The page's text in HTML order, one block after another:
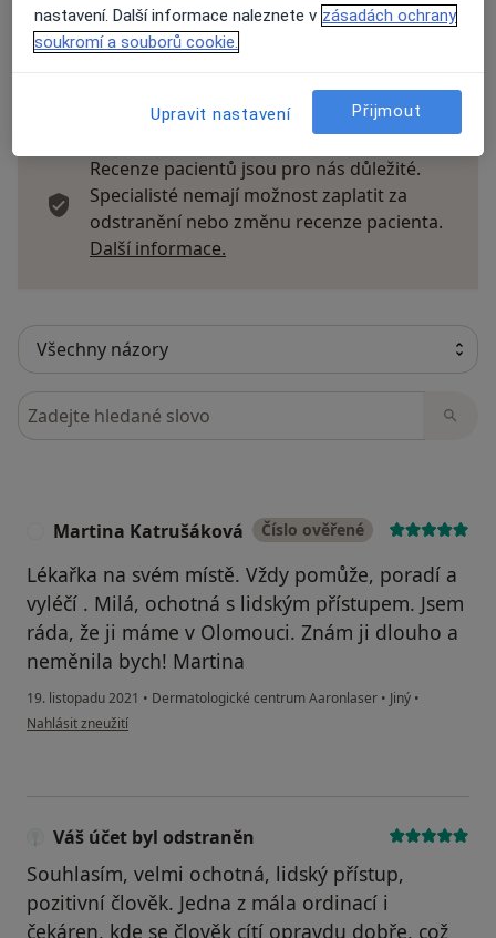
Recenze pacientů jsou pro nás důležité.
Specialisté nemají možnost zaplatit za
odstranění nebo změnu recenze pacienta.
Další informace.
Hledejte v názorech
Martina Katrušáková Číslo ověřené
Lékařka na svém místě. Vždy pomůže, poradí a
vyléčí . Milá, ochotná s lidským přístupem. Jsem
ráda, že ji máme v Olomouci. Znám ji dlouho a
neměnila bych! Martina
19. listopadu 2021 • Dermatologické centrum Aaronlaser • Jiný •
podle názoru uživatele Martina Katrušáková
Nahlásit zneužití
Váš účet byl odstraněn
Souhlasím, velmi ochotná, lidský přístup,
pozitivní člověk. Jedna z mála ordinací i
čekáren, kde se člověk cítí opravdu dobře, což
nastavení. Další informace naleznete v zásadách ochrany
soukromí a souborů cookie.
Upravit nastavení Přijmout